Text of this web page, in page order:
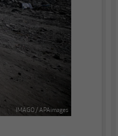
IMAGO / APAimages